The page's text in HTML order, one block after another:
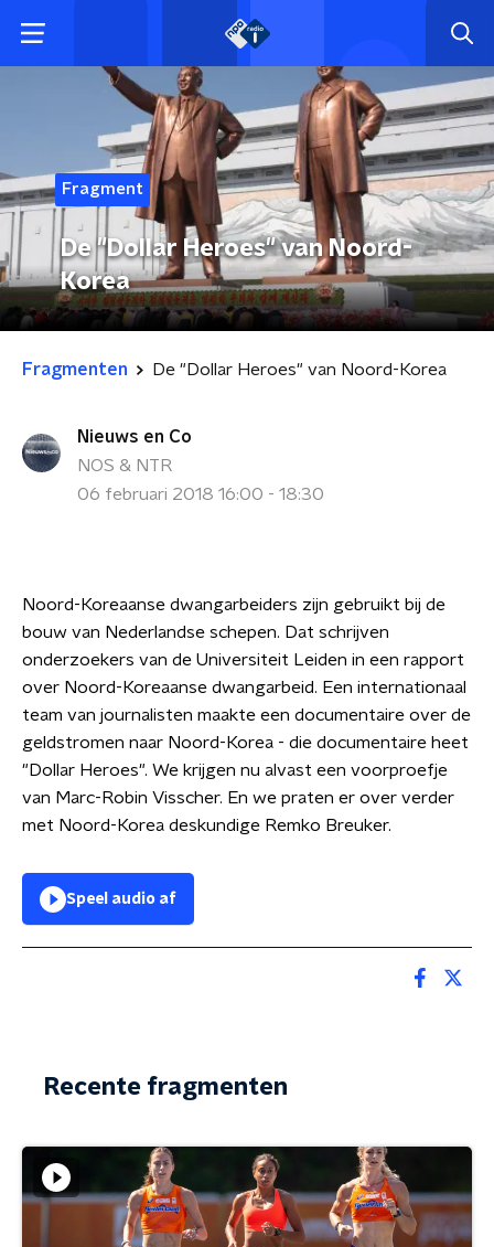
Fragment
De "Dollar Heroes" van Noord-
Korea
Fragmenten De "Dollar Heroes" van Noord-Korea
Nieuws en Co
NOS & NTR
06 februari 2018 16:00 - 18:30
Noord-Koreaanse dwangarbeiders zijn gebruikt bij de
bouw van Nederlandse schepen. Dat schrijven
onderzoekers van de Universiteit Leiden in een rapport
over Noord-Koreaanse dwangarbeid. Een internationaal
team van journalisten maakte een documentaire over de
geldstromen naar Noord-Korea - die documentaire heet
"Dollar Heroes". We krijgen nu alvast een voorproefje
van Marc-Robin Visscher. En we praten er over verder
met Noord-Korea deskundige Remko Breuker.
Speel audio af
Recente fragmenten